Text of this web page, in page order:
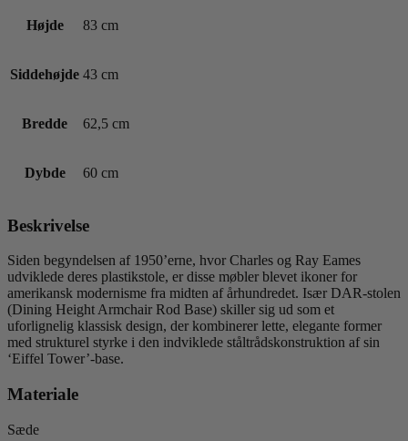
Højde 83 cm
Siddehøjde 43 cm
Bredde 62,5 cm
Dybde 60 cm
Beskrivelse
Siden begyndelsen af 1950’erne, hvor Charles og Ray Eames
udviklede deres plastikstole, er disse møbler blevet ikoner for
amerikansk modernisme fra midten af århundredet. Især DAR-stolen
(Dining Height Armchair Rod Base) skiller sig ud som et
uforlignelig klassisk design, der kombinerer lette, elegante former
med strukturel styrke i den indviklede ståltrådskonstruktion af sin
‘Eiffel Tower’-base.
Materiale
Sæde